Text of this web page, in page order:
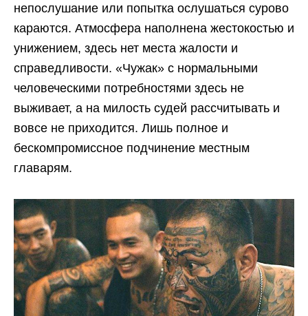
непослушание или попытка ослушаться сурово
караются. Атмосфера наполнена жестокостью и
унижением, здесь нет места жалости и
справедливости. «Чужак» с нормальными
человеческими потребностями здесь не
выживает, а на милость судей рассчитывать и
вовсе не приходится. Лишь полное и
бескомпромиссное подчинение местным
главарям.